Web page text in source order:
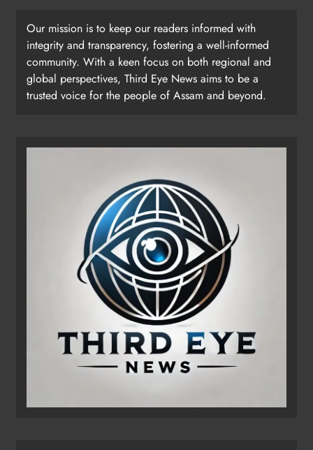
Our mission is to keep our readers informed with
integrity and transparency, fostering a well-informed
community. With a keen focus on both regional and
global perspectives, Third Eye News aims to be a
trusted voice for the people of Assam and beyond.